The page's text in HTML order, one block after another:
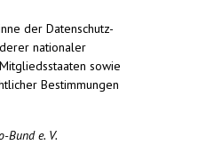
der Datenschutz-
nationaler
sowie
Bestimmungen
Bund e. V.